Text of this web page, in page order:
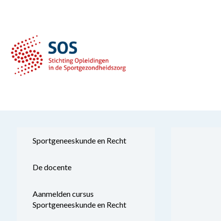
Sportgeneeskunde en Recht
De docente
Aanmelden cursus
Sportgeneeskunde en Recht